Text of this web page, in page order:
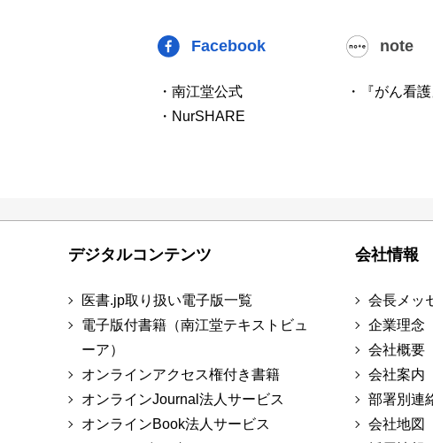
Facebook
・南江堂公式
・NurSHARE
note
・『がん看
デジタルコンテンツ
医書.jp取り扱い電子版一覧
電子版付書籍（南江堂テキストビュ
ーア）
オンラインアクセス権付き書籍
オンラインJournal法人サービス
オンラインBook法人サービス
会社情報
会長メッ
企業理念
会社概要
会社案内
部署別連
会社地図